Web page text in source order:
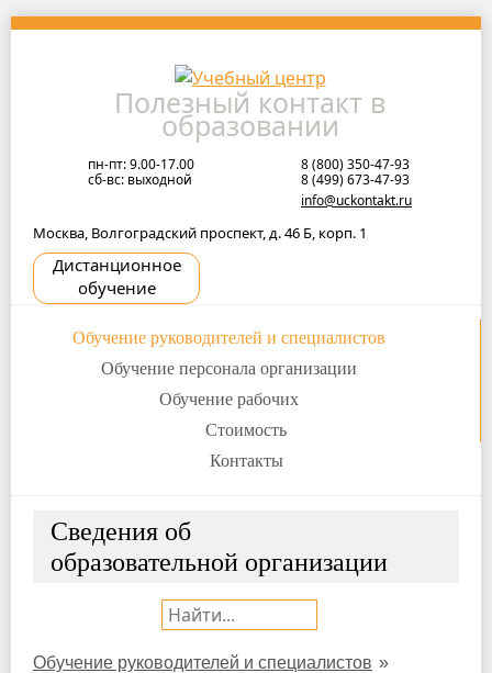
Skip
Полезный контакт в
образовании
пн-пт: 9.00-17.00
сб-вс: выходной
8 (800) 350-47-93
8 (499) 673-47-93
info@uckontakt.ru
Москва, Волгоградский проспект, д. 46 Б, корп. 1
Дистанционное
обучение
Обучение руководителей и специалистов
Обучение персонала организации
Обучение рабочих
Стоимость
Контакты
Сведения об
образовательной организации
Поиск:
Обучение руководителей и специалистов »